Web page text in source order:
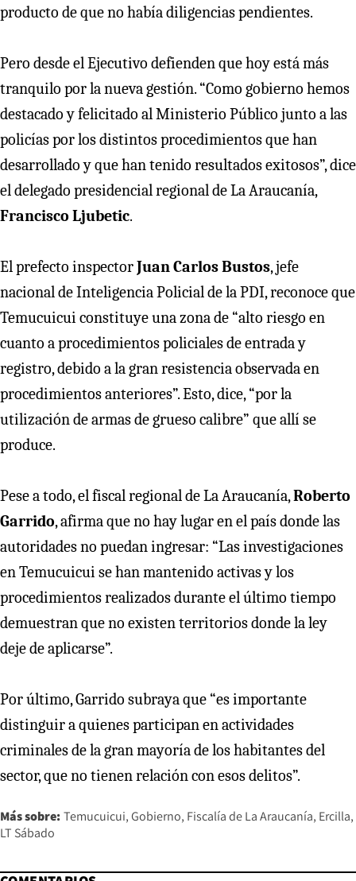
producto de que no había diligencias pendientes.
Pero desde el Ejecutivo defienden que hoy está más
tranquilo por la nueva gestión. “Como gobierno hemos
destacado y felicitado al Ministerio Público junto a las
policías por los distintos procedimientos que han
desarrollado y que han tenido resultados exitosos”, dice
el delegado presidencial regional de La Araucanía,
Francisco Ljubetic.
El prefecto inspectorJuan Carlos Bustos, jefe
nacional de Inteligencia Policial de la PDI, reconoce que
Temucuicui constituye una zona de “alto riesgo en
cuanto a procedimientos policiales de entrada y
registro, debido a la gran resistencia observada en
procedimientos anteriores”. Esto, dice, “por la
utilización de armas de grueso calibre” que allí se
produce.
Pese a todo, el fiscal regional de La Araucanía,Roberto
Garrido, afirma que no hay lugar en el país donde las
autoridades no puedan ingresar: “Las investigaciones
en Temucuicui se han mantenido activas y los
procedimientos realizados durante el último tiempo
demuestran que no existen territorios donde la ley
deje de aplicarse”.
Por último, Garrido subraya que “es importante
distinguir a quienes participan en actividades
criminales de la gran mayoría de los habitantes del
sector, que no tienen relación con esos delitos”.
Más sobre: Temucuicui Gobierno Fiscalía de La Araucanía Ercilla
LT Sábado